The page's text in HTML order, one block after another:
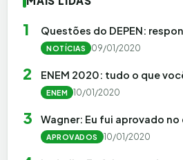
1 Questões do DEPEN:
NOTÍCIAS 09/01/2020
2 ENEM 2020: tudo o que
ENEM 10/01/2020
3 Wagner: Eu fui aprovado no
APROVADOS 10/01/2020